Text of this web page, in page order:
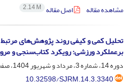
مشاهده مقاله
اصل مقاله 2.14 M
تحلیل کمی و کیفی روند پژوهش‌های مرتبط
برعملکرد ورزشی: رویکرد کتاب‌سنجی و
دوره 14، شماره 3، مرداد و شهریور 1404، صفحه
10.32598/SJRM.14.3.3340